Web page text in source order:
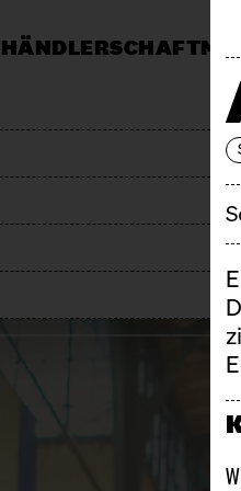
HÄNDLERSCHAFT